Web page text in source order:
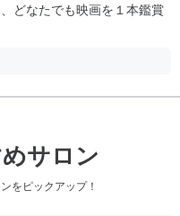
どなたでも映画を１本鑑賞
サロン
をピックアップ！